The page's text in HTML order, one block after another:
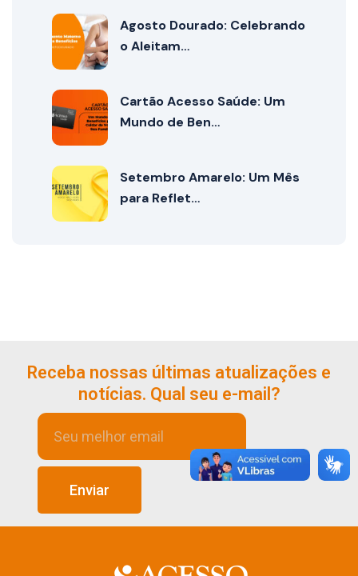
Agosto Dourado: Celebrando
o Aleitam…
Cartão Acesso Saúde: Um
Mundo de Ben…
Setembro Amarelo: Um Mês
para Reflet…
Receba nossas últimas atualizações e
notícias. Qual seu e-mail?
Enviar